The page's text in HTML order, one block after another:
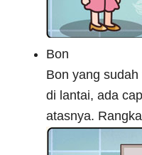
Bon
Bon yang
di lantai, ada
atasnya.